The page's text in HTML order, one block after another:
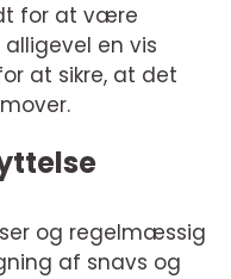
for at være
en vis
at sikre, at det
og regelmæssig
af snavs og